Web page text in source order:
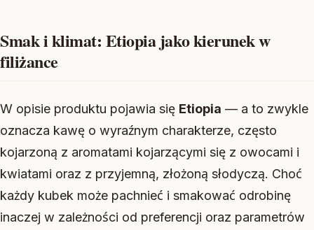
Smak i klimat: Etiopia jako kierunek w
filiżance
W opisie produktu pojawia się Etiopia — a to zwykle
oznacza kawę o wyraźnym charakterze, często
kojarzoną z aromatami kojarzącymi się z owocami i
kwiatami oraz z przyjemną, złożoną słodyczą. Choć
każdy kubek może pachnieć i smakować odrobinę
inaczej w zależności od preferencji oraz parametrów